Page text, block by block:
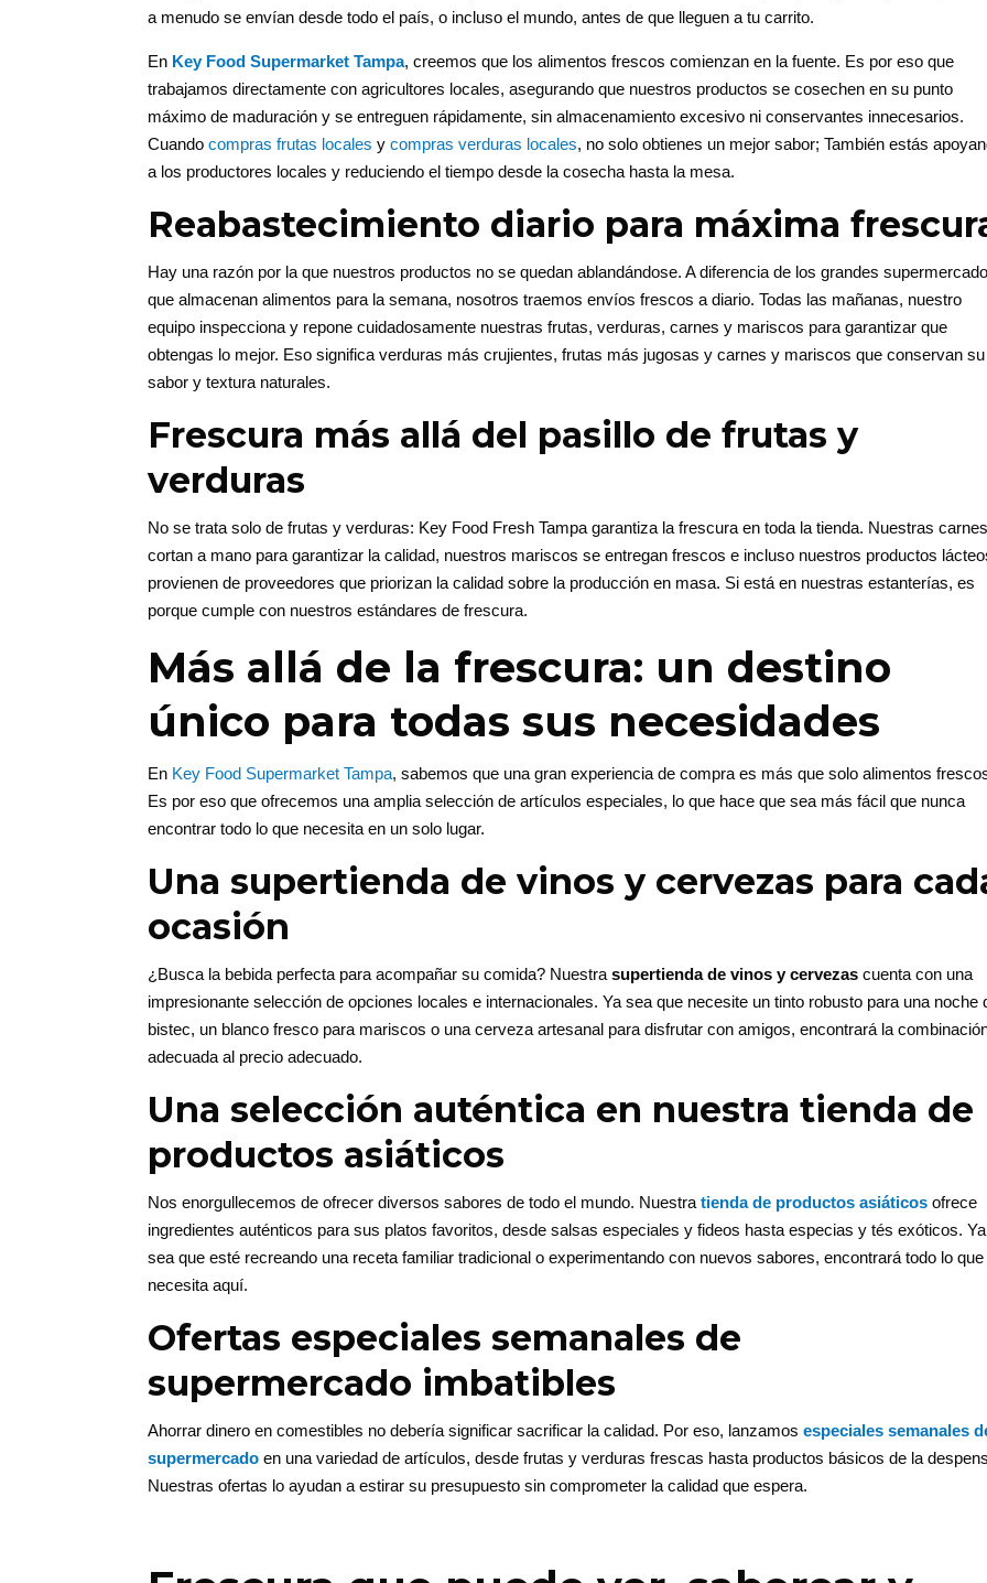
a menudo se envían desde todo el país, o incluso el mundo, antes de que lleguen a tu carrito.
En Key Food Supermarket Tampa, creemos que los alimentos frescos comienzan en la fuente. Es por eso que
trabajamos directamente con agricultores locales, asegurando que nuestros productos se cosechen en su punto
máximo de maduración y se entreguen rápidamente, sin almacenamiento excesivo ni conservantes innecesarios.
Cuandocompras frutas locales ycompras verduras locales, no solo obtienes un mejor sabor; También estás
a los productores locales y reduciendo el tiempo desde la cosecha hasta la mesa.
Reabastecimiento diario para máxima
Hay una razón por la que nuestros productos no se quedan ablandándose. A diferencia de los grandes
que almacenan alimentos para la semana, nosotros traemos envíos frescos a diario. Todas las mañanas, nuestro
equipo inspecciona y repone cuidadosamente nuestras frutas, verduras, carnes y mariscos para garantizar que
obtengas lo mejor. Eso significa verduras más crujientes, frutas más jugosas y carnes y mariscos que conservan su
sabor y textura naturales.
Frescura más allá del pasillo de frutas y
verduras
No se trata solo de frutas y verduras: Key Food Fresh Tampa garantiza la frescura en toda la tienda. Nuestras
cortan a mano para garantizar la calidad, nuestros mariscos se entregan frescos e incluso nuestros productos
provienen de proveedores que priorizan la calidad sobre la producción en masa. Si está en nuestras estanterías, es
porque cumple con nuestros estándares de frescura.
Más allá de la frescura: un destino
único para todas sus necesidades
En Key Food Supermarket Tampa, sabemos que una gran experiencia de compra es más que solo alimentos
Es por eso que ofrecemos una amplia selección de artículos especiales, lo que hace que sea más fácil que nunca
encontrar todo lo que necesita en un solo lugar.
Una supertienda de vinos y cervezas para
ocasión
¿Busca la bebida perfecta para acompañar su comida? Nuestrasupertienda de vinos y cervezas cuenta con una
impresionante selección de opciones locales e internacionales. Ya sea que necesite un tinto robusto para una noche
bistec, un blanco fresco para mariscos o una cerveza artesanal para disfrutar con amigos, encontrará la
adecuada al precio adecuado.
Una selección auténtica en nuestra tienda de
productos asiáticos
Nos enorgullecemos de ofrecer diversos sabores de todo el mundo. Nuestratienda de productos asiáticos ofrece
ingredientes auténticos para sus platos favoritos, desde salsas especiales y fideos hasta especias y tés exóticos. Ya
sea que esté recreando una receta familiar tradicional o experimentando con nuevos sabores, encontrará todo lo que
necesita aquí.
Ofertas especiales semanales de
supermercado imbatibles
Ahorrar dinero en comestibles no debería significar sacrificar la calidad. Por eso, lanzamosespeciales semanales
supermercado en una variedad de artículos, desde frutas y verduras frescas hasta productos básicos de la
Nuestras ofertas lo ayudan a estirar su presupuesto sin comprometer la calidad que espera.